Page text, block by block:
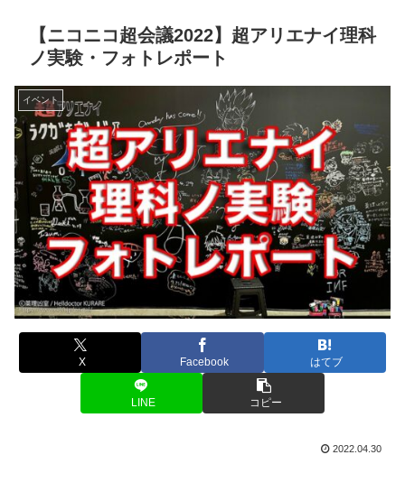
【ニコニコ超会議2022】超アリエナイ理科
ノ実験・フォトレポート
イベント
X Facebook はてブ
LINE コピー
2022.04.30